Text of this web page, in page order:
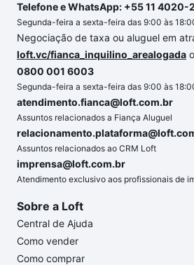
Telefone e WhatsApp: +55 11 4020-
Segunda-feira a sexta-feira das 9:00 às
Negociação de taxa ou aluguel em
loft.vc/fianca_inquilino_arealogada
0800 001 6003
Segunda-feira a sexta-feira das 9:00 às
atendimento.fianca@loft.com.br
Assuntos relacionados a Fiança Aluguel
Assuntos relacionados ao CRM Loft
imprensa@loft.com.br
Atendimento exclusivo aos profissionais de
Sobre a Loft
Central de Ajuda
Como vender
Como comprar